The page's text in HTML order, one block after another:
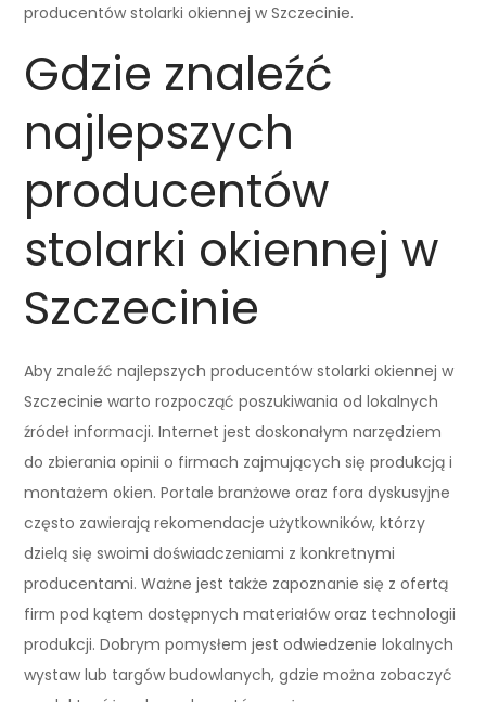
producentów stolarki okiennej w Szczecinie.
Gdzie znaleźć
najlepszych
producentów
stolarki okiennej w
Szczecinie
Aby znaleźć najlepszych producentów stolarki okiennej w
Szczecinie warto rozpocząć poszukiwania od lokalnych
źródeł informacji. Internet jest doskonałym narzędziem
do zbierania opinii o firmach zajmujących się produkcją i
montażem okien. Portale branżowe oraz fora dyskusyjne
często zawierają rekomendacje użytkowników, którzy
dzielą się swoimi doświadczeniami z konkretnymi
producentami. Ważne jest także zapoznanie się z ofertą
firm pod kątem dostępnych materiałów oraz technologii
produkcji. Dobrym pomysłem jest odwiedzenie lokalnych
wystaw lub targów budowlanych, gdzie można zobaczyć